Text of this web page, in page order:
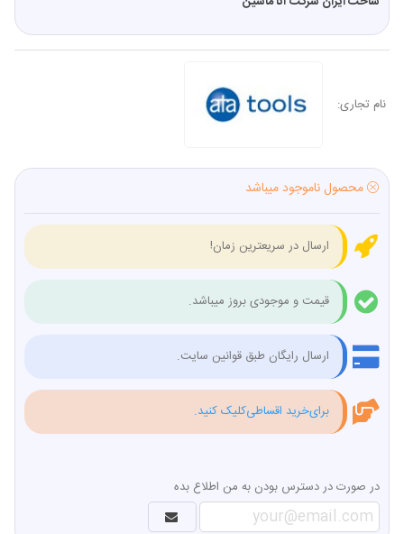
نام تجاری:
محصول ناموجود میباشد
ارسال در سریعترین زمان!
قیمت و موجودی بروز میباشد.
ارسال رایگان طبق قوانین سایت.
برای‌خرید اقساطی‌کلیک کنید.
در صورت در دسترس بودن به من اطلاع بده